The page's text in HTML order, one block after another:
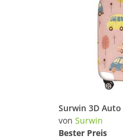
von Surwin
Bester Preis